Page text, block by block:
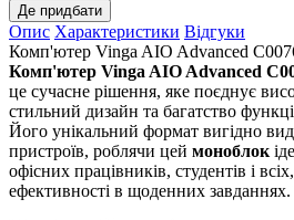
Де придбати
Опис Характеристики Відгуки
Комп'ютер Vinga AIO Advanced
Комп'ютер Vinga AIO Advanced
це сучасне рішення, яке поєднує
стильний дизайн та багатство
Його унікальний формат вигідно
пристроїв, роблячи цей моноблок
офісних працівників, студентів і
ефективності в щоденних завданнях.